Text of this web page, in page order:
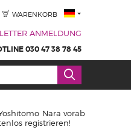
WARENKORB
ANMELDUNG
030 47 38 78 45
Nara vorab
registrieren!